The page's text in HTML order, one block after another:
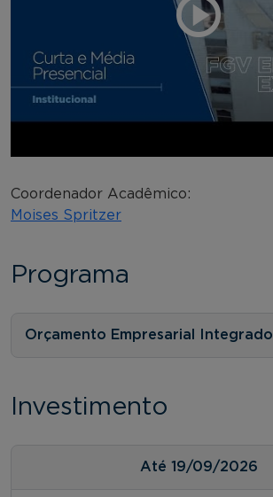
Coordenador Acadêmico:
Moises Spritzer
Programa
Orçamento Empresarial Integrado
Investimento
Até 19/09/2026